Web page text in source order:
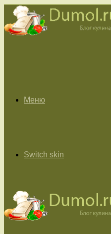
Меню
Switch skin